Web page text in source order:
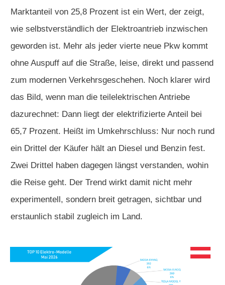
Marktanteil von 25,8 Prozent ist ein Wert, der zeigt,
wie selbstverständlich der Elektroantrieb inzwischen
geworden ist. Mehr als jeder vierte neue Pkw kommt
ohne Auspuff auf die Straße, leise, direkt und passend
zum modernen Verkehrsgeschehen. Noch klarer wird
das Bild, wenn man die teilelektrischen Antriebe
dazurechnet: Dann liegt der elektrifizierte Anteil bei
65,7 Prozent. Heißt im Umkehrschluss: Nur noch rund
ein Drittel der Käufer hält an Diesel und Benzin fest.
Zwei Drittel haben dagegen längst verstanden, wohin
die Reise geht. Der Trend wirkt damit nicht mehr
experimentell, sondern breit getragen, sichtbar und
erstaunlich stabil zugleich im Land.